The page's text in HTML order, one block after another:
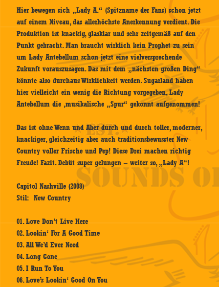
Hier bewegen sich „Lady A.“ (Spitzname der Fans) schon jetzt
auf einem Niveau, das allerhöchste Anerkennung verdient. Die
Produktion ist knackig, glasklar und sehr zeitgemäß auf den
Punkt gebracht. Man braucht wirklich kein Prophet zu sein
um Lady Antebellum schon jetzt eine vielversprechende
Zukunft vorauszusagen. Das mit dem „nächsten großen Ding“
könnte also durchaus Wirklichkeit werden. Sugarland haben
hier vielleicht ein wenig die Richtung vorgegeben, Lady
Antebellum die ‚musikalische „Spur“ gekonnt aufgenommen!
Das ist ohne Wenn und Aber durch und durch toller, moderner,
knackiger, gleichzeitig aber auch traditionsbewusster New
Country voller Frische und Pep! Diese Drei machen richtig
Freude! Fazit. Debüt super gelungen – weiter so, „Lady A“!
Capitol Nashville (2008)
Stil: New Country
01. Love Don’t Live Here
02. Lookin‘ For A Good Time
03. All We’d Ever Need
04. Long Gone
05. I Run To You
06. Love’s Lookin‘ Good On You